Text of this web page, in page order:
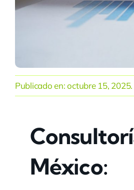
Publicado en:octubre 15, 2025
México: